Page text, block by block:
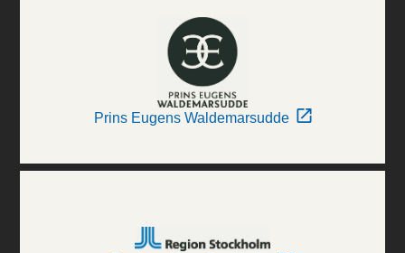
Prins Eugens Waldemarsudde